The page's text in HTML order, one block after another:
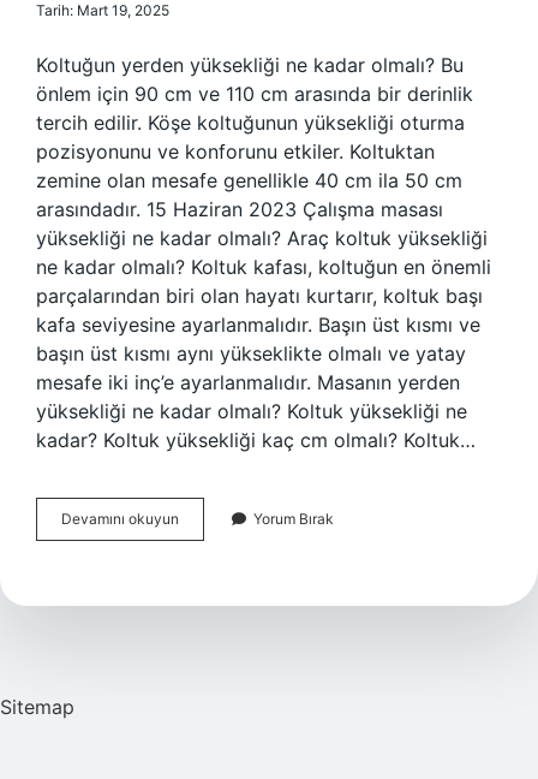
Tarih: Mart 19, 2025
Koltuğun yerden yüksekliği ne kadar olmalı? Bu
önlem için 90 cm ve 110 cm arasında bir derinlik
tercih edilir. Köşe koltuğunun yüksekliği oturma
pozisyonunu ve konforunu etkiler. Koltuktan
zemine olan mesafe genellikle 40 cm ila 50 cm
arasındadır. 15 Haziran 2023 Çalışma masası
yüksekliği ne kadar olmalı? Araç koltuk yüksekliği
ne kadar olmalı? Koltuk kafası, koltuğun en önemli
parçalarından biri olan hayatı kurtarır, koltuk başı
kafa seviyesine ayarlanmalıdır. Başın üst kısmı ve
başın üst kısmı aynı yükseklikte olmalı ve yatay
mesafe iki inç’e ayarlanmalıdır. Masanın yerden
yüksekliği ne kadar olmalı? Koltuk yüksekliği ne
kadar? Koltuk yüksekliği kaç cm olmalı? Koltuk…
Devamını okuyun
Koltuğu
Kadar
Yorum Bırak
Sitemap